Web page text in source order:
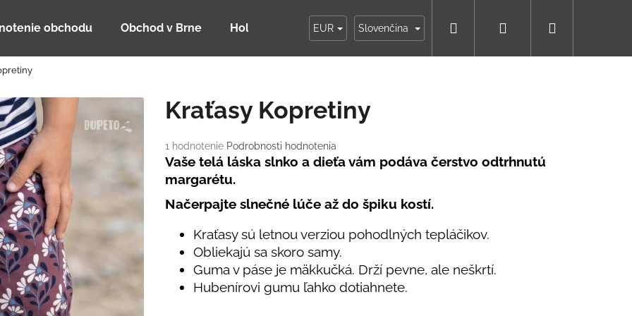
obchodu Obchod v Brne Holky Dupeťačky Moja objednávka
EUR Slovenčina Prihlásenie
Priemerné
hodnotenie
je
5,0
z
hviezdičiek.
1 hodnotenie Podrobnosti hodnotenia
Kraťasy Kopretiny
Vaše telá láska slnko a dieťa vám podáva čerstvo odtrhnutú
margarétu.
Načerpajte slnečné lúče až do špiku kostí.
Kraťasy sú letnou verziou pohodlných tepláčikov.
Obliekajú sa skoro samy.
Guma v páse je mäkkučká. Drží pevne, ale neškrtí.
Hubenírovi gumu ľahko dotiahnete.
Čo potrebujete nájsť?
Odporúčame
LETNÁ ČIAPKA S UV 30